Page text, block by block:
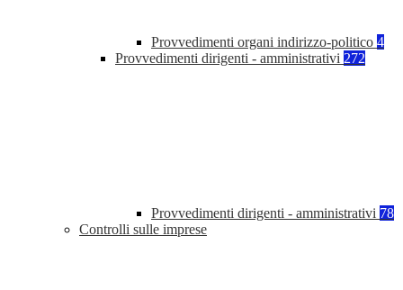
Provvedimenti organi indirizzo-politico 4
Provvedimenti dirigenti - amministrativi 272
Provvedimenti dirigenti - amministrativi 78
Controlli sulle imprese